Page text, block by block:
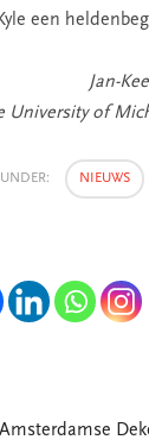
een
Jan-
University of
NIEUWS
Amsterdamse